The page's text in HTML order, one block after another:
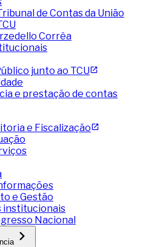
de Contas da União
Corrêa
junto ao TCU
e prestação de contas
e Fiscalização
e Gestão
institucionais
Nacional